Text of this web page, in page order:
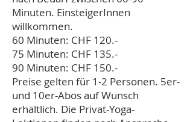
Minuten. EinsteigerInnen
willkommen.
60 Minuten: CHF 120.-
75 Minuten: CHF 135.-
90 Minuten: CHF 150.-
Preise gelten für 1-2 Personen. 5er-
und 10er-Abos auf Wunsch
erhältlich. Die Privat-Yoga-